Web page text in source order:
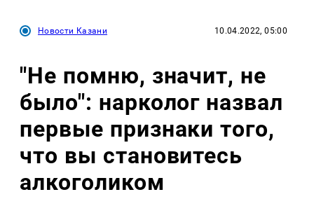
Новости Казани 10.04.2022, 05:00
"Не помню, значит, не
было": нарколог назвал
первые признаки того,
что вы становитесь
алкоголиком